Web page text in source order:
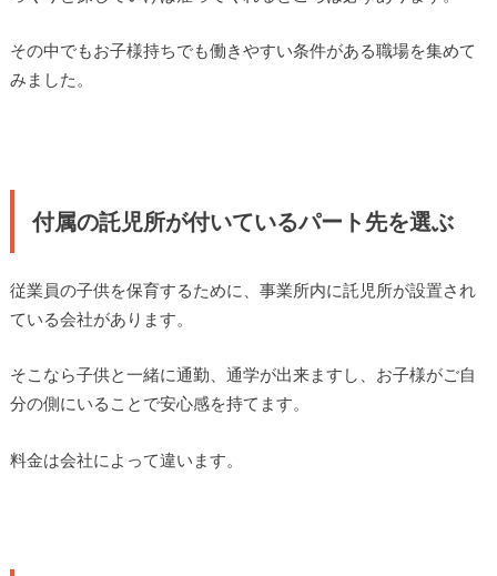
その中でもお子様持ちでも働きやすい条件がある職場を集めて
みました。
付属の託児所が付いているパート先を選ぶ
従業員の子供を保育するために、事業所内に託児所が設置され
ている会社があります。
そこなら子供と一緒に通勤、通学が出来ますし、お子様がご自
分の側にいることで安心感を持てます。
料金は会社によって違います。